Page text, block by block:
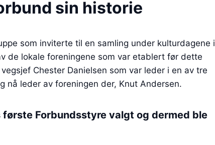
sin historie
som inviterte til en samling under kulturdagene i
de lokale foreningene som var etablert før dette
Chester Danielsen som var leder i en av tre
nå leder av foreningen der, Knut Andersen.
Forbundsstyre valgt og dermed ble